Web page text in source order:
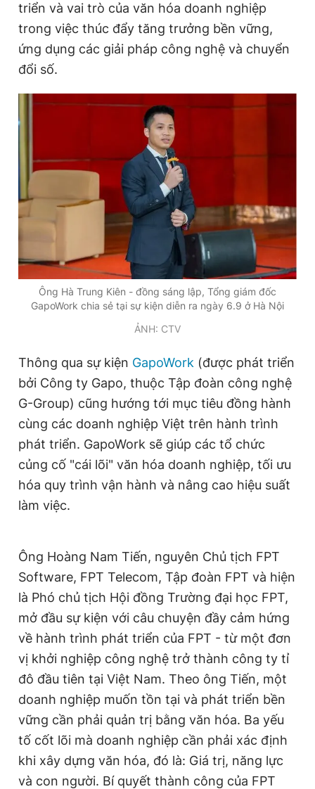
Đọc Thanh Niên trên điện thoại
Theo dõi báo trên
Hotline
0906 645 777
Liên hệ quảng cáo
0908 780 404
Quảng cáo Tòa soạn Chính sách bảo
Tổng biên tập: Nguyễn Ngọc Toàn
Phó tổng biên tập thường trực: Hải Thành
Phó tổng biên tập: Lâm Hiếu Dũng
Tổng thư ký tòa soạn: Đức Trung
Giấy phép xuất bản số 110/GP - BTTTT cấp ngày 24.3.2020
© 2003-2026 Bản quyền thuộc về Báo Thanh Niên. Cấm sao
chép dưới mọi hình thức nếu không có sự chấp thuận bằng văn
bản. Phát triển bởi ePi Technologies, JSC.
triển và vai trò của văn hóa doanh nghiệp
trong việc thúc đẩy tăng trưởng bền vững,
ứng dụng các giải pháp công nghệ và chuyển
đổi số.
Ông Hà Trung Kiên - đồng sáng lập, Tổng giám đốc
GapoWork chia sẻ tại sự kiện diễn ra ngày 6.9 ở Hà Nội
ẢNH: CTV
Thông qua sự kiện GapoWork (được phát triển
bởi Công ty Gapo, thuộc Tập đoàn công nghệ
G-Group) cũng hướng tới mục tiêu đồng hành
cùng các doanh nghiệp Việt trên hành trình
phát triển. GapoWork sẽ giúp các tổ chức
củng cố "cái lõi" văn hóa doanh nghiệp, tối ưu
hóa quy trình vận hành và nâng cao hiệu suất
làm việc.
Ông Hoàng Nam Tiến, nguyên Chủ tịch FPT
Software, FPT Telecom, Tập đoàn FPT và hiện
là Phó chủ tịch Hội đồng Trường đại học FPT,
mở đầu sự kiện với câu chuyện đầy cảm hứng
về hành trình phát triển của FPT - từ một đơn
vị khởi nghiệp công nghệ trở thành công ty tỉ
đô đầu tiên tại Việt Nam. Theo ông Tiến, một
doanh nghiệp muốn tồn tại và phát triển bền
vững cần phải quản trị bằng văn hóa. Ba yếu
tố cốt lõi mà doanh nghiệp cần phải xác định
khi xây dựng văn hóa, đó là: Giá trị, năng lực
và con người. Bí quyết thành công của FPT